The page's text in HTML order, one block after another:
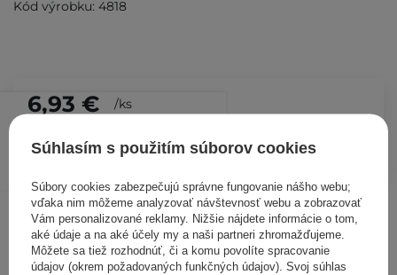
6,93 € /ks
PRIDAŤ DO KOŠÍKA
Kód výrobku: 4818
Kontrolovali aj ďalší zákazníci
Súhlasím s použitím súborov cookies
Súbory cookies zabezpečujú správne fungovanie nášho webu;
vďaka nim môžeme analyzovať návštevnosť webu a zobrazovať
Vám personalizované reklamy. Nižšie nájdete informácie o tom,
aké údaje a na aké účely my a naši partneri zhromažďujeme.
Môžete sa tiež rozhodnúť, či a komu povolíte spracovanie
údajov (okrem požadovaných funkčných údajov). Svoj súhlas